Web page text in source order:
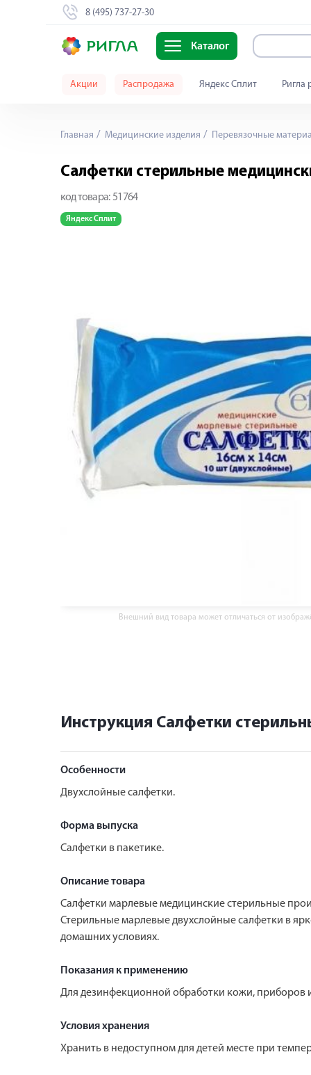
8 (495) 737-27-30
Каталог
Акции Распродажа Яндекс Сплит Ригла
Главная Медицинские изделия Перевязочные
Салфетки стерильные
код товара: 51764
Яндекс Сплит
Внешний вид товара может отличаться от
Инструкция Салфетки
Особенности
Двухслойные салфетки.
Форма выпуска
Салфетки в пакетике.
Описание товара
Салфетки марлевые медицинские стерильные
Стерильные марлевые двухслойные салфетки в
домашних условиях.
Показания к применению
Для дезинфекционной обработки кожи, приборов
Условия хранения
Хранить в недоступном для детей месте при